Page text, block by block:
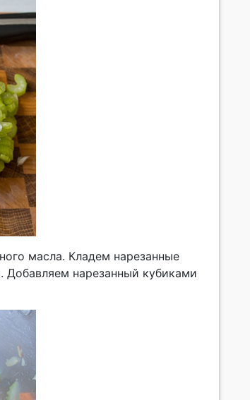
масла. Кладем нарезанные
нарезанный кубиками